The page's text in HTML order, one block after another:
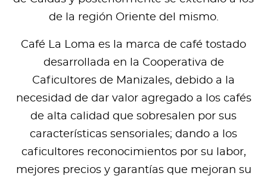
de la región Oriente del mismo.
Café La Loma es la marca de café tostado
desarrollada en la Cooperativa de
Caficultores de Manizales, debido a la
necesidad de dar valor agregado a los cafés
de alta calidad que sobresalen por sus
características sensoriales; dando a los
caficultores reconocimientos por su labor,
mejores precios y garantías que mejoran su